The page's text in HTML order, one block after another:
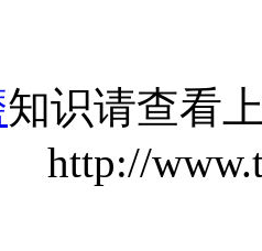
知识请查看
http://